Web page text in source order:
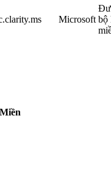
Microsoft bộ
Miền